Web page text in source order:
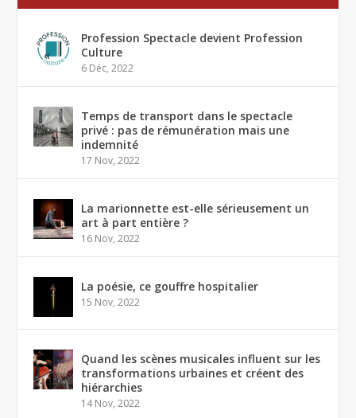
Profession Spectacle devient Profession
Culture
6 Déc, 2022
Temps de transport dans le spectacle
privé : pas de rémunération mais une
indemnité
17 Nov, 2022
La marionnette est-elle sérieusement un
art à part entière ?
16 Nov, 2022
La poésie, ce gouffre hospitalier
15 Nov, 2022
Quand les scènes musicales influent sur les
transformations urbaines et créent des
hiérarchies
14 Nov, 2022